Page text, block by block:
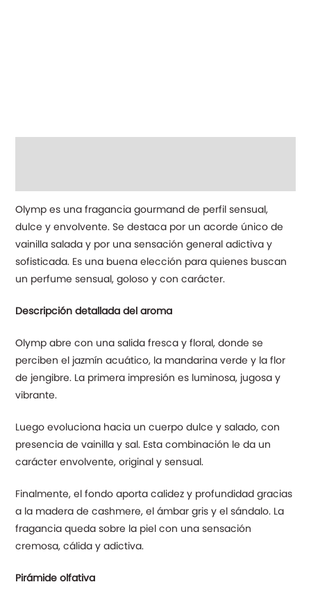
Olymp es una fragancia gourmand de perfil sensual,
dulce y envolvente. Se destaca por un acorde único de
vainilla salada y por una sensación general adictiva y
sofisticada. Es una buena elección para quienes buscan
un perfume sensual, goloso y con carácter.
Descripción detallada del aroma
Olymp abre con una salida fresca y floral, donde se
perciben el jazmín acuático, la mandarina verde y la flor
de jengibre. La primera impresión es luminosa, jugosa y
vibrante.
Luego evoluciona hacia un cuerpo dulce y salado, con
presencia de vainilla y sal. Esta combinación le da un
carácter envolvente, original y sensual.
Finalmente, el fondo aporta calidez y profundidad gracias
a la madera de cashmere, el ámbar gris y el sándalo. La
fragancia queda sobre la piel con una sensación
cremosa, cálida y adictiva.
Pirámide olfativa